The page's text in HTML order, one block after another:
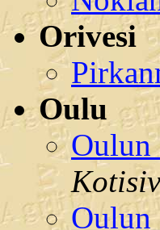
Orivesi
Oulu
Oulun